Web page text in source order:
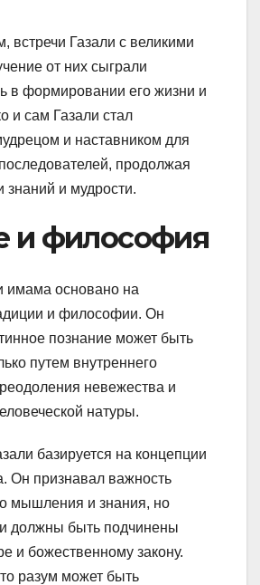
встречи Газали с великими
от них сыграли
в формировании его жизни и
и сам Газали стал
и наставником для
продолжая
знаний и мудрости.
и философия
имама основано на
и философии. Он
познание может быть
путем внутреннего
невежества и
натуры.
базируется на концепции
Он признавал важность
мышления и знания, но
должны быть подчинены
и божественному закону.
разум может быть